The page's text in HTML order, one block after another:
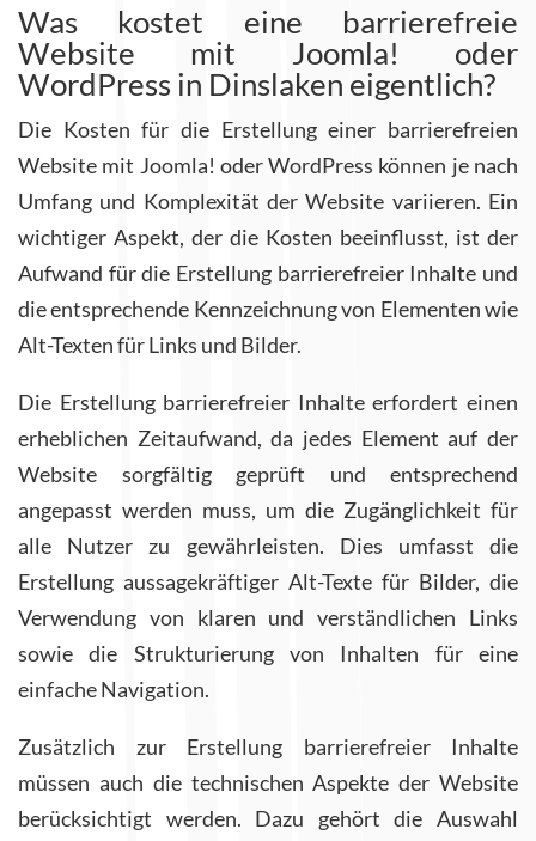
Was kostet eine barrierefreie
Website mit Joomla! oder
WordPress in Dinslaken eigentlich?
Die Kosten für die Erstellung einer barrierefreien
Website mit Joomla! oder WordPress können je nach
Umfang und Komplexität der Website variieren. Ein
wichtiger Aspekt, der die Kosten beeinflusst, ist der
Aufwand für die Erstellung barrierefreier Inhalte und
die entsprechende Kennzeichnung von Elementen wie
Alt-Texten für Links und Bilder.
Die Erstellung barrierefreier Inhalte erfordert einen
erheblichen Zeitaufwand, da jedes Element auf der
Website sorgfältig geprüft und entsprechend
angepasst werden muss, um die Zugänglichkeit für
alle Nutzer zu gewährleisten. Dies umfasst die
Erstellung aussagekräftiger Alt-Texte für Bilder, die
Verwendung von klaren und verständlichen Links
sowie die Strukturierung von Inhalten für eine
einfache Navigation.
Zusätzlich zur Erstellung barrierefreier Inhalte
müssen auch die technischen Aspekte der Website
berücksichtigt werden. Dazu gehört die Auswahl